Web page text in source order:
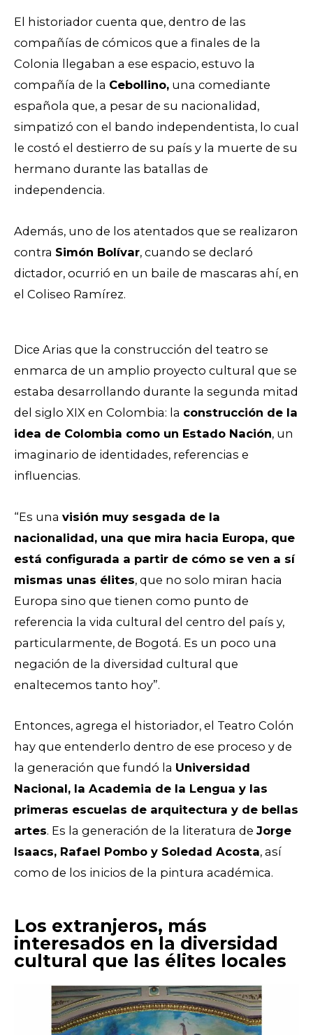
El historiador cuenta que, dentro de las
compañías de cómicos que a finales de la
Colonia llegaban a ese espacio, estuvo la
compañía de la Cebollino, una comediante
española que, a pesar de su nacionalidad,
simpatizó con el bando independentista, lo cual
le costó el destierro de su país y la muerte de su
hermano durante las batallas de
independencia.
Además, uno de los atentados que se realizaron
contra Simón Bolívar, cuando se declaró
dictador, ocurrió en un baile de mascaras ahí, en
el Coliseo Ramírez.
Dice Arias que la construcción del teatro se
enmarca de un amplio proyecto cultural que se
estaba desarrollando durante la segunda mitad
del siglo XIX en Colombia: la construcción de la
idea de Colombia como un Estado Nación, un
imaginario de identidades, referencias e
influencias.
“Es una visión muy sesgada de la
nacionalidad, una que mira hacia Europa, que
está configurada a partir de cómo se ven a sí
mismas unas élites, que no solo miran hacia
Europa sino que tienen como punto de
referencia la vida cultural del centro del país y,
particularmente, de Bogotá. Es un poco una
negación de la diversidad cultural que
enaltecemos tanto hoy”.
Entonces, agrega el historiador, el Teatro Colón
hay que entenderlo dentro de ese proceso y de
la generación que fundó la Universidad
Nacional, la Academia de la Lengua y las
primeras escuelas de arquitectura y de bellas
artes. Es la generación de la literatura de Jorge
Isaacs, Rafael Pombo y Soledad Acosta, así
como de los inicios de la pintura académica.
Los extranjeros, más
interesados en la diversidad
cultural que las élites locales